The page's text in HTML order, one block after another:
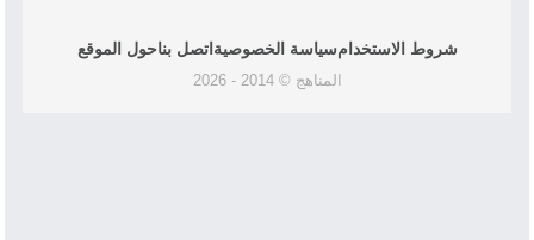
شروط الاستخدامسياسة الخصوصية اتصل بناحول الموقع
المناهج © 2014 - 2026